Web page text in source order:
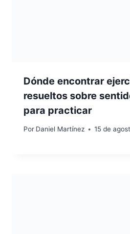
Dónde encontrar
resueltos sobre
para practicar
Por Daniel Martínez 15 de